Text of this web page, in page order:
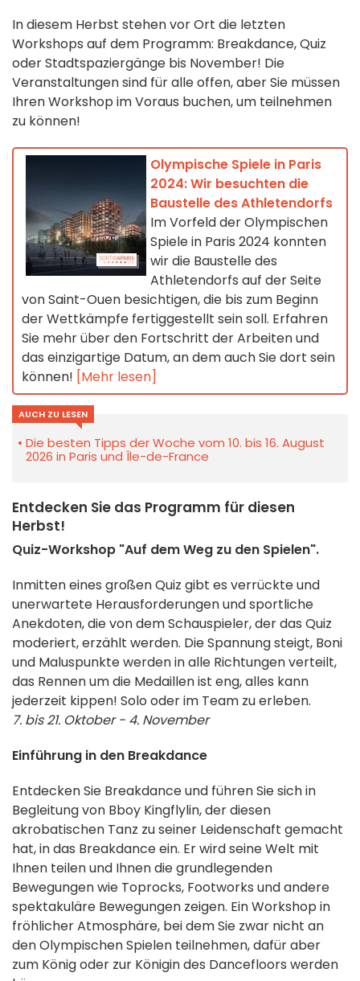
In diesem Herbst stehen vor Ort die letzten
Workshops auf dem Programm: Breakdance, Quiz
oder Stadtspaziergänge bis November! Die
Veranstaltungen sind für alle offen, aber Sie müssen
Ihren Workshop im Voraus buchen, um teilnehmen
zu können!
Olympische Spiele in Paris
2024: Wir besuchten die
Baustelle des Athletendorfs
Im Vorfeld der Olympischen
Spiele in Paris 2024 konnten
wir die Baustelle des
Athletendorfs auf der Seite
von Saint-Ouen besichtigen, die bis zum Beginn
der Wettkämpfe fertiggestellt sein soll. Erfahren
Sie mehr über den Fortschritt der Arbeiten und
das einzigartige Datum, an dem auch Sie dort sein
können! [Mehr lesen]
AUCH ZU LESEN
Die besten Tipps der Woche vom 10. bis 16. August
2026 in Paris und Île-de-France
Entdecken Sie das Programm für diesen
Herbst!
Quiz-Workshop "Auf dem Weg zu den Spielen".
Inmitten eines großen Quiz gibt es verrückte und
unerwartete Herausforderungen und sportliche
Anekdoten, die von dem Schauspieler, der das Quiz
moderiert, erzählt werden. Die Spannung steigt, Boni
und Maluspunkte werden in alle Richtungen verteilt,
das Rennen um die Medaillen ist eng, alles kann
jederzeit kippen! Solo oder im Team zu erleben.
7. bis 21. Oktober - 4. November
Einführung in den Breakdance
Entdecken Sie Breakdance und führen Sie sich in
Begleitung von Bboy Kingflylin, der diesen
akrobatischen Tanz zu seiner Leidenschaft gemacht
hat, in das Breakdance ein. Er wird seine Welt mit
Ihnen teilen und Ihnen die grundlegenden
Bewegungen wie Toprocks, Footworks und andere
spektakuläre Bewegungen zeigen. Ein Workshop in
fröhlicher Atmosphäre, bei dem Sie zwar nicht an
den Olympischen Spielen teilnehmen, dafür aber
zum König oder zur Königin des Dancefloors werden